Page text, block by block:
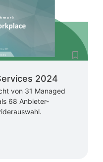
2024
von 31 Managed
68 Anbieter-